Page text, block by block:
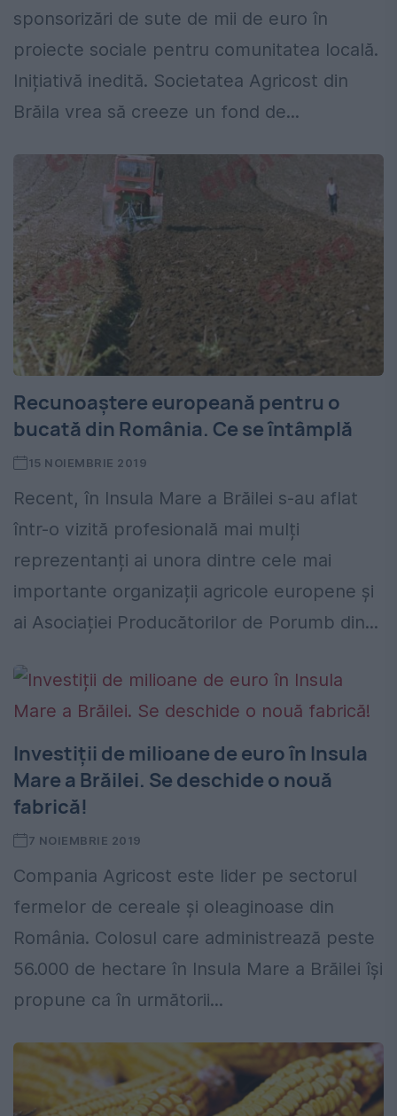
sponsorizări de sute de mii de euro în
proiecte sociale pentru comunitatea locală.
Inițiativă inedită. Societatea Agricost din
Brăila vrea să creeze un fond de...
Recunoaștere europeană pentru o
bucată din România. Ce se întâmplă
15 NOIEMBRIE 2019
Recent, în Insula Mare a Brăilei s-au aflat
într-o vizită profesională mai mulți
reprezentanți ai unora dintre cele mai
importante organizații agricole europene și
ai Asociației Producătorilor de Porumb din...
Investiții de milioane de euro în Insula
Mare a Brăilei. Se deschide o nouă
fabrică!
7 NOIEMBRIE 2019
Compania Agricost este lider pe sectorul
fermelor de cereale și oleaginoase din
România. Colosul care administrează peste
56.000 de hectare în Insula Mare a Brăilei își
propune ca în următorii...